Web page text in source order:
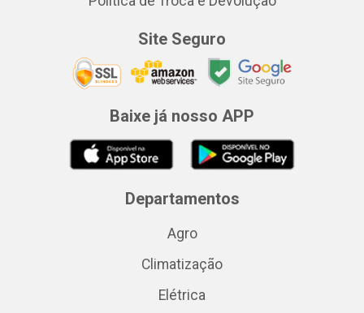
Site Seguro
Baixe já nosso APP
Departamentos
Agro
Climatização
Elétrica